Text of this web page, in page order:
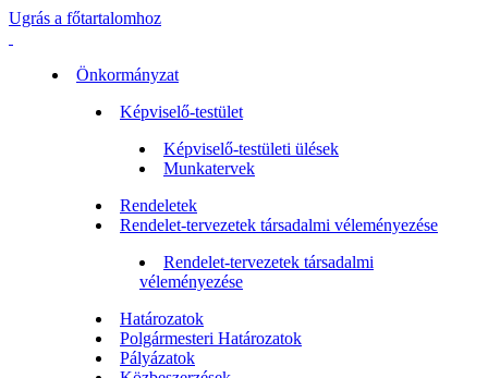
Ugrás a főtartalomhoz
Önkormányzat
Képviselő-testület
Képviselő-testületi ülések
Munkatervek
Rendeletek
Rendelet-tervezetek társadalmi véleményezése
Rendelet-tervezetek társadalmi
véleményezése
Határozatok
Polgármesteri Határozatok
Pályázatok